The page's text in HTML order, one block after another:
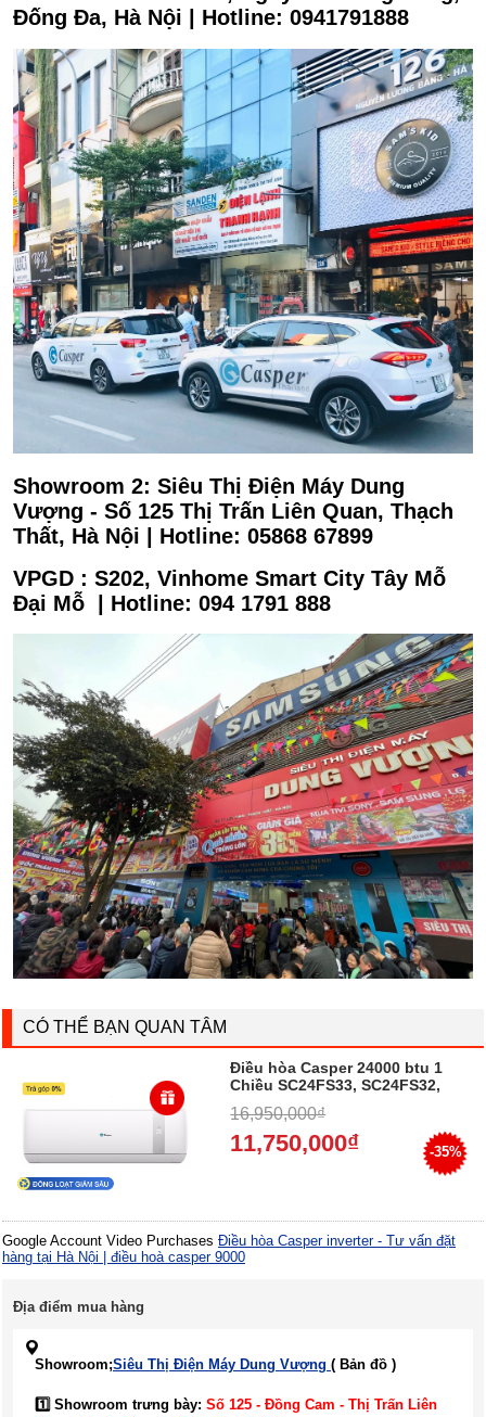
Đống Đa, Hà Nội | Hotline: 0941791888
Showroom 2: Siêu Thị Điện Máy Dung
Vượng - Số 125 Thị Trấn Liên Quan, Thạch
Thất, Hà Nội | Hotline: 05868 67899
VPGD : S202, Vinhome Smart City Tây Mỗ
Đại Mỗ | Hotline: 094 1791 888
CÓ THỂ BẠN QUAN TÂM
Điều hòa Casper 24000 btu 1
Chiều SC24FS33, SC24FS32,
LC24FS32, KC24FC32 , Nhập
Thái, Trả góp 0%
16,950,000₫
11,750,000₫ -35%
Google Account Video Purchases Điều hòa Casper inverter - Tư vấn đặt
hàng tại Hà Nội | điều hoà casper 9000
Địa điểm mua hàng
Showroom;Siêu Thị Điện Máy Dung Vượng ( Bản đồ )
1️⃣ Showroom trưng bày: Số 125 - Đồng Cam - Thị Trấn Liên